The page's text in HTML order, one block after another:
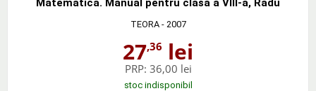
TEORA- 2007
27,36 lei
PRP: 36,00 lei
stoc indisponibil